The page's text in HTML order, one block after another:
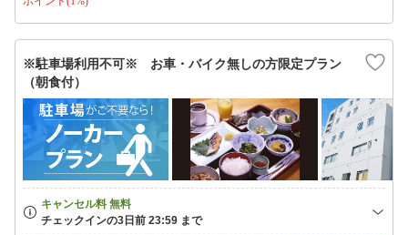
※駐車場利用不可※ お車・バイク無しの方限定プラン
（朝食付）